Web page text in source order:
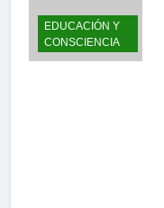
EDUCACIÓN Y
CONSCIENCIA